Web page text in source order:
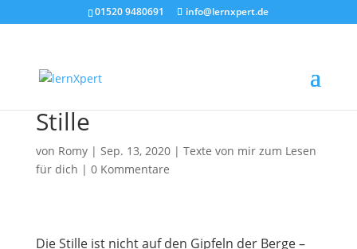
01520 9480691 info@lernxpert.de
Stille
von Romy| Sep. 13, 2020| Texte von mir zum Lesen
für dich | 0 Kommentare
Die Stille ist nicht auf den Gipfeln der Berge –